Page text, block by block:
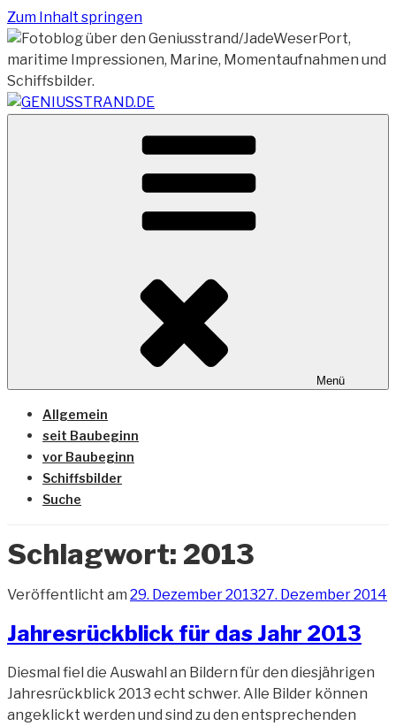
Zum Inhalt springen
GENIUSSTRAND.DE
Vom Geniusstrand zum JadeWeserPort/Container
Terminal Wilhelmshaven
Menü
Allgemein
seit Baubeginn
vor Baubeginn
Schiffsbilder
Suche
Schlagwort: 2013
Veröffentlicht am 29. Dezember 201327. Dezember 2014
Jahresrückblick für das Jahr 2013
Diesmal fiel die Auswahl an Bildern für den diesjährigen
Jahresrückblick 2013 echt schwer. Alle Bilder können
angeklickt werden und sind zu den entsprechenden